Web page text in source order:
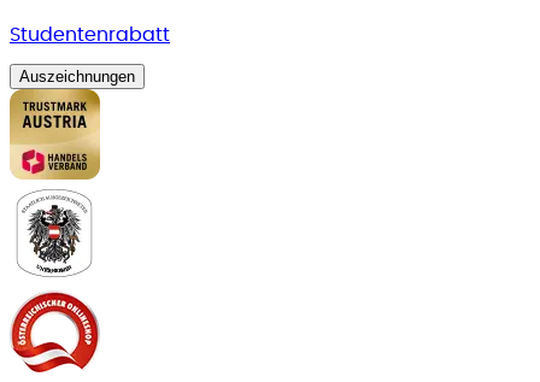
Studentenrabatt
Auszeichnungen